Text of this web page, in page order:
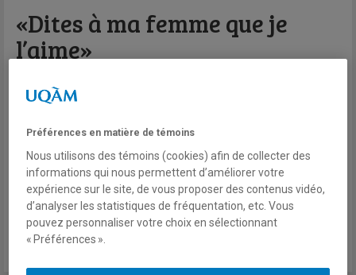
«Dites à ma femme que je
l’aime»
28 mars 2026
En savoir plus
Préférences en matière de témoins
Nous utilisons des témoins (cookies) afin de collecter des
informations qui nous permettent d’améliorer votre
expérience sur le site, de vous proposer des contenus vidéo,
d’analyser les statistiques de fréquentation, etc. Vous
pouvez personnaliser votre choix en sélectionnant
« Préférences ».